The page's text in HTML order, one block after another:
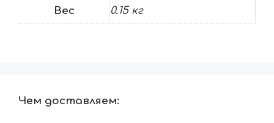
Вес 0.15 кг
Чем доставляем: